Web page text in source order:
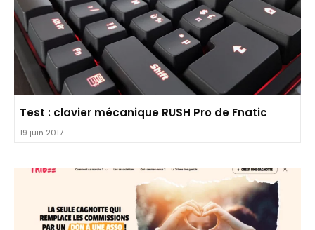
Test : clavier mécanique RUSH Pro de Fnatic
19 juin 2017